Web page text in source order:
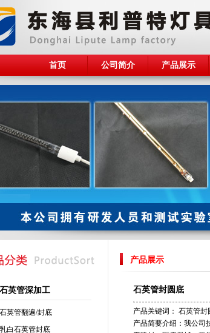
首页 公司简介 产品展示
石英管深加工
石英管翻遍/封底
乳白石英管封底
产品展示
石英管封圆底
产品关键词： 石英管封
产品简要介绍：我公司